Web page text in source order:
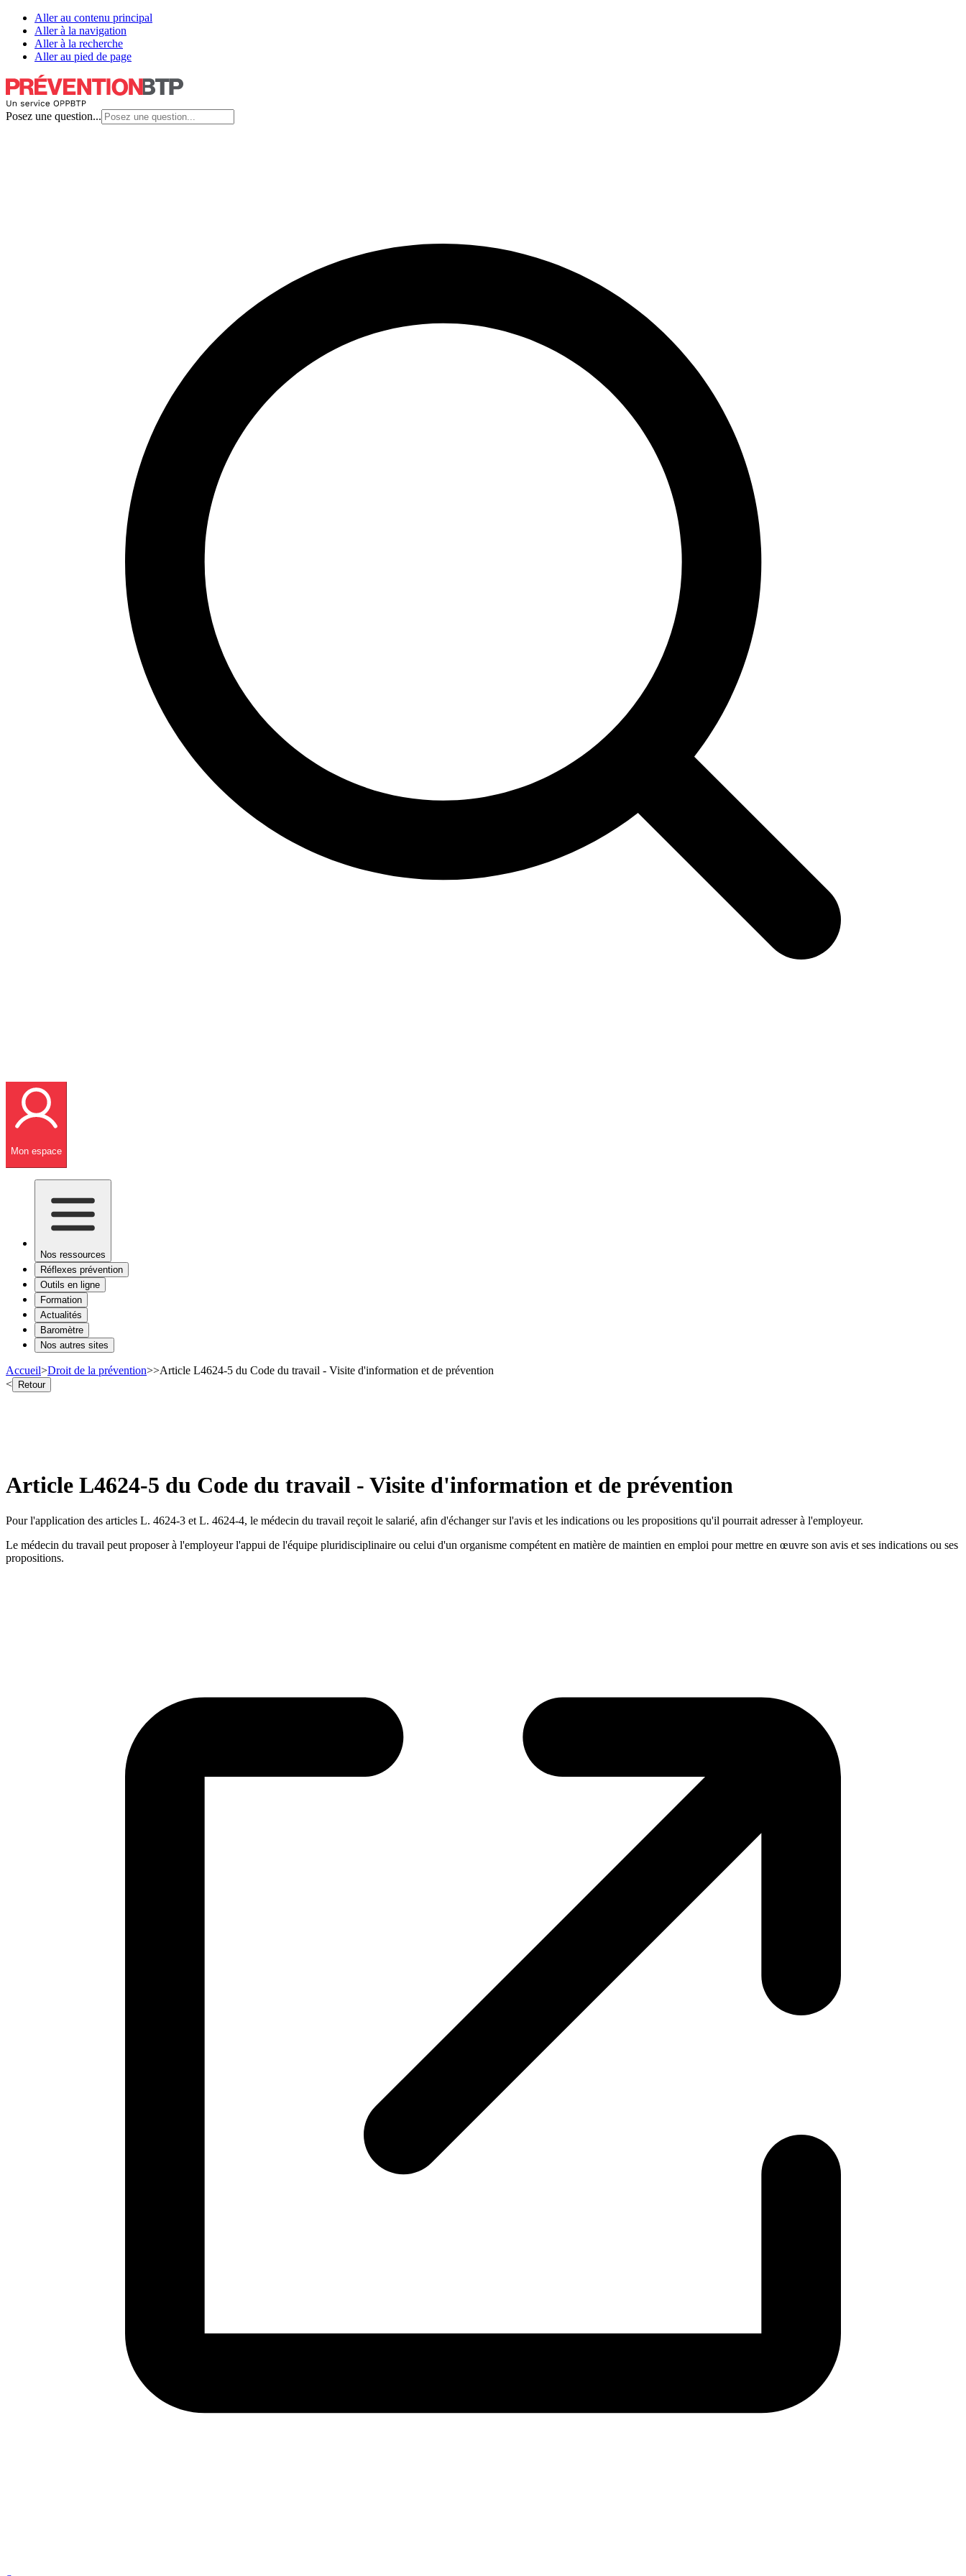
Aller au contenu principal
Aller à la navigation
Aller à la recherche
Aller au pied de page
Posez une question...
Mon espace
Nos ressources
Réflexes prévention
Outils en ligne
Formation
Actualités
Baromètre
Nos autres sites
Accueil>Droit de la prévention>>Article L4624-5 du Code du travail - Visite d'information et de prévention
< Retour
Article L4624-5 du Code du travail - Visite d'information et de prévention
Pour l'application des articles L. 4624-3 et L. 4624-4, le médecin du travail reçoit le salarié, afin d'échanger sur l'avis et les indications ou les propositions qu'il pourrait adresser à l'employeur.
Le médecin du travail peut proposer à l'employeur l'appui de l'équipe pluridisciplinaire ou celui d'un organisme compétent en matière de maintien en emploi pour mettre en œuvre son avis et ses indications ou ses
propositions.